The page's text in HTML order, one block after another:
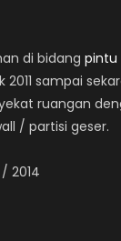
di bidang pintu
sampai
ruangan
/ partisi geser.
/ 2014